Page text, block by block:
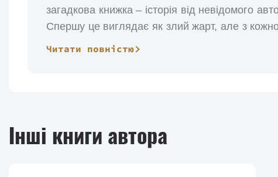
загадкова книжка – історія від невідомого
Спершу це виглядає як злий жарт, але з
цей автор знає те, чого не міг знати ніхто?
Читати повністю
Інші книги автора